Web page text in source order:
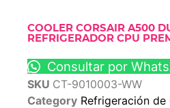
COOLER CORSAIR A500
REFRIGERADOR CPU
Consultar por
SKU CT-9010003-WW
Category Refrigeración de